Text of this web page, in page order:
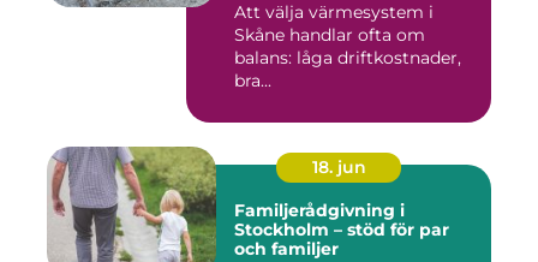
Att välja värmesystem i
Skåne handlar ofta om
balans: låga driftkostnader,
bra...
18. jun
Familjerådgivning i
Stockholm – stöd för par
och familjer